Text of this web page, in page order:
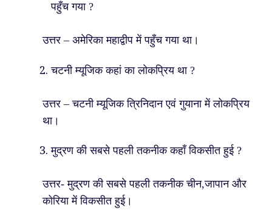
पहुँच गया ?
उत्तर – अमेरिका महाद्वीप में पहुँच गया था।
चटनी म्यूजिक कहां का लोकप्रिय था ?
उत्तर – चटनी म्यूजिक त्रिनिदान एवं गुयाना में लोकप्रिय
था।
मुद्रण की सबसे पहली तकनीक कहाँ विकसीत हुई ?
उत्तर- मुद्रण की सबसे पहली तकनीक चीन,जापान और
कोरिया में विकसीत हुई।